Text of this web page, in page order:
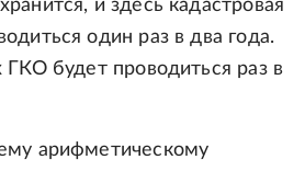
и здесь кадастровая
один раз в два года.
ГКО будет проводиться раз в
арифметическому